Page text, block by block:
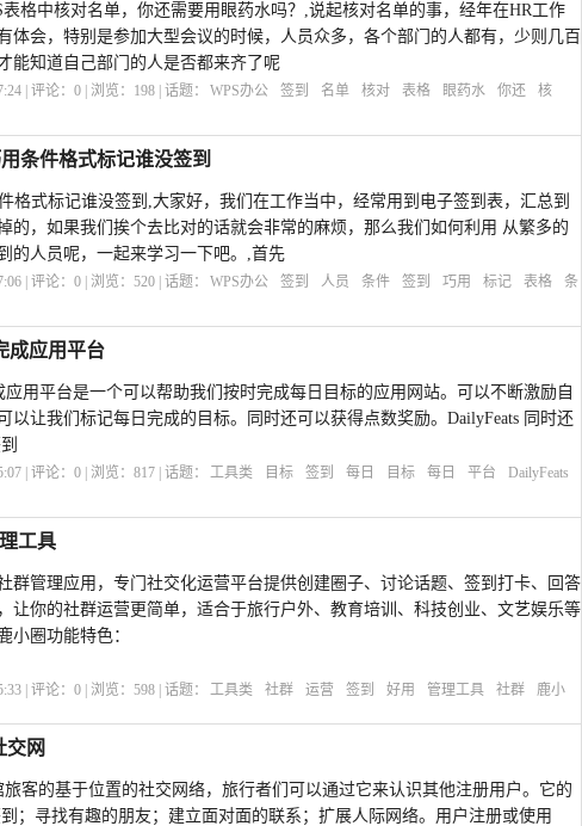
格中核对名单，你还需要用眼药水吗？,说起核对名单的事，经年在HR工作
体会，特别是参加大型会议的时候，人员众多，各个部门的人都有，少则几百
能知道自己部门的人是否都来齐了呢
| 评论：0 | 浏览： 198 | 话题： WPS办公 签到 名单 核对 表格 眼药水 你还
核
条件格式标记谁没签到
格式标记谁没签到,大家好，我们在工作当中，经常用到电子签到表，汇总到
的，如果我们挨个去比对的话就会非常的麻烦，那么我们如何利用 从繁多的
的人员呢，一起来学习一下吧。,首先
| 评论：0 | 浏览：520 | 话题： WPS办公 签到 人员 条件 签到 巧用 标记 表格
条
成应用平台
应用平台是一个可以帮助我们按时完成每日目标的应用网站。可以不断激励自
以让我们标记每日完成的目标。同时还可以获得点数奖励。DailyFeats 同时还
| 评论：0 | 浏览：817 | 话题： 工具类 目标 签到 每日 目标 每日 平台 DailyFeats
工具
群管理应用，专门社交化运营平台提供创建圈子、讨论话题、签到打卡、回答
让你的社群运营更简单，适合于旅行户外、教育培训、科技创业、文艺娱乐等
小圈功能特色：
| 评论：0 | 浏览：598 | 话题： 工具类 社群 运营 签到 好用 管理工具 社群
鹿小
交网
旅客的基于位置的社交网络，旅行者们可以通过它来认识其他注册用户。它的
；寻找有趣的朋友；建立面对面的联系；扩展人际网络。用户注册或使用